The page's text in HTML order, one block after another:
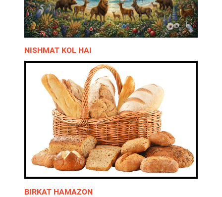
NISHMAT KOL HAI
BIRKAT HAMAZON